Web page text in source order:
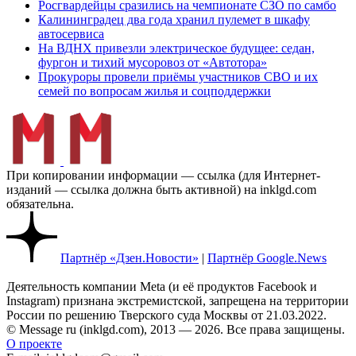
Росгвардейцы сразились на чемпионате СЗО по самбо
Калининградец два года хранил пулемет в шкафу
автосервиса
На ВДНХ привезли электрическое будущее: седан,
фургон и тихий мусоровоз от «Автотора»
Прокуроры провели приёмы участников СВО и их
семей по вопросам жилья и соцподдержки
При копировании информации — ссылка (для Интернет-
изданий — ссылка должна быть активной) на inklgd.com
обязательна.
Партнёр «Дзен.Новости» | Партнёр Google.News
Деятельность компании Meta (и её продуктов Facebook и
Instagram) признана экстремистской, запрещена на территории
России по решению Тверского суда Москвы от 21.03.2022.
© Message ru (inklgd.com), 2013 — 2026. Все права защищены.
О проекте